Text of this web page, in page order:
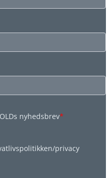
nyhedsbrev*
privacy